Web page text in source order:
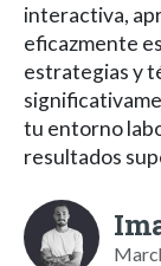
interactiva,
eficazmente
estrategias y
tu entorno
resultados